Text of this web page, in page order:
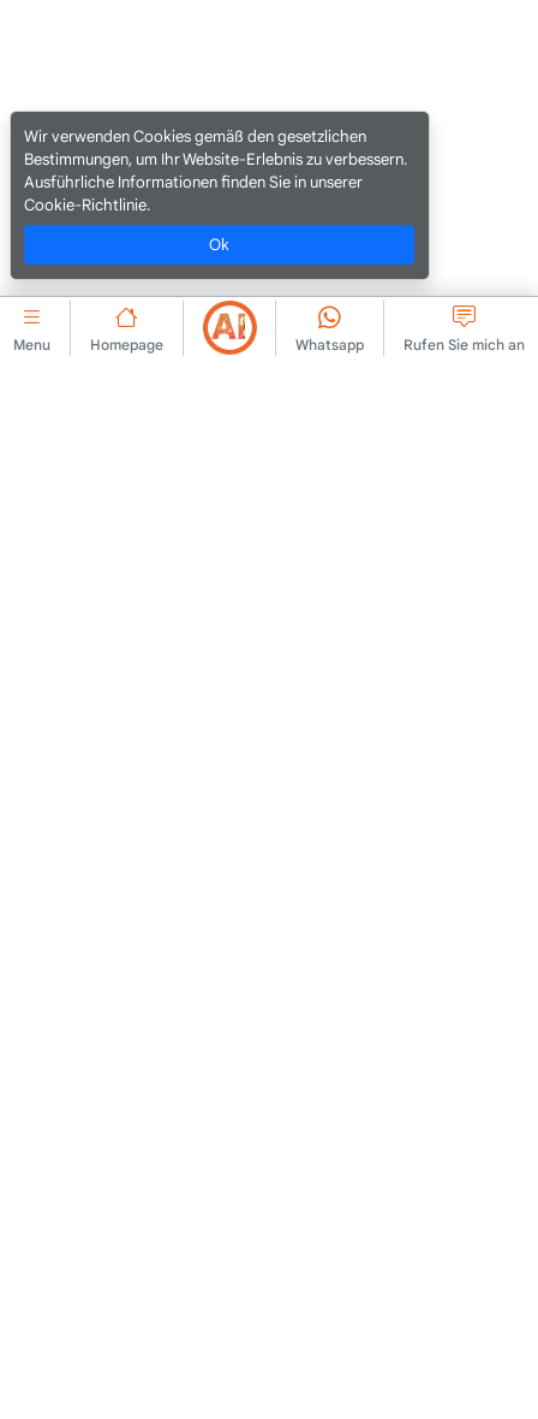
Menu Homepage Whatsapp Rufen Sie mich an
Wir verwenden Cookies gemäß den gesetzlichen
Bestimmungen, um Ihr Website-Erlebnis zu verbessern.
Ausführliche Informationen finden Sie in unserer
Cookie-Richtlinie.
Ok